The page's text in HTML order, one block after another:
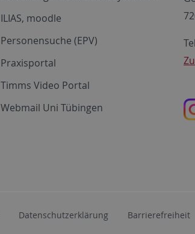
ILIAS, moodle
Personensuche (EPV)
Praxisportal
Timms Video Portal
Webmail Uni Tübingen
Datenschutzerklärung Barrierefreiheit